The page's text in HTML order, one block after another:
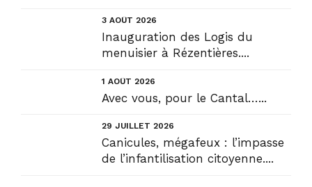
3 AOÛT 2026
Inauguration des Logis du
menuisier à Rézentières....
1 AOÛT 2026
Avec vous, pour le Cantal…...
29 JUILLET 2026
Canicules, mégafeux : l’impasse
de l’infantilisation citoyenne....